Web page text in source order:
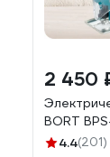
2 450
BORT
4.4(201)